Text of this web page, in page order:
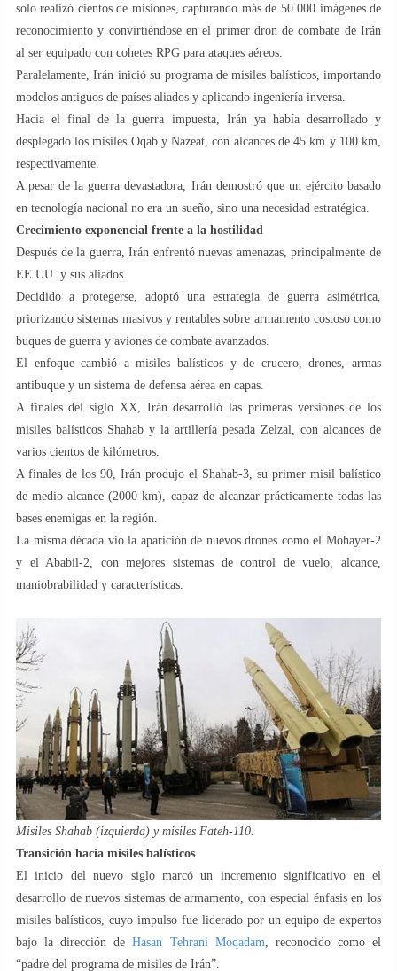
solo realizó cientos de misiones, capturando más de 50 000 imágenes de
reconocimiento y convirtiéndose en el primer dron de combate de Irán
al ser equipado con cohetes RPG para ataques aéreos.
Paralelamente, Irán inició su programa de misiles balísticos, importando
modelos antiguos de países aliados y aplicando ingeniería inversa.
Hacia el final de la guerra impuesta, Irán ya había desarrollado y
desplegado los misiles Oqab y Nazeat, con alcances de 45 km y 100 km,
respectivamente.
A pesar de la guerra devastadora, Irán demostró que un ejército basado
en tecnología nacional no era un sueño, sino una necesidad estratégica.
Crecimiento exponencial frente a la hostilidad
Después de la guerra, Irán enfrentó nuevas amenazas, principalmente de
EE.UU. y sus aliados.
Decidido a protegerse, adoptó una estrategia de guerra asimétrica,
priorizando sistemas masivos y rentables sobre armamento costoso como
buques de guerra y aviones de combate avanzados.
El enfoque cambió a misiles balísticos y de crucero, drones, armas
antibuque y un sistema de defensa aérea en capas.
A finales del siglo XX, Irán desarrolló las primeras versiones de los
misiles balísticos Shahab y la artillería pesada Zelzal, con alcances de
varios cientos de kilómetros.
A finales de los 90, Irán produjo el Shahab-3, su primer misil balístico
de medio alcance (2000 km), capaz de alcanzar prácticamente todas las
bases enemigas en la región.
La misma década vio la aparición de nuevos drones como el Mohayer-2
y el Ababil-2, con mejores sistemas de control de vuelo, alcance,
maniobrabilidad y características.
Misiles Shahab (izquierda) y misiles Fateh-110.
Transición hacia misiles balísticos
El inicio del nuevo siglo marcó un incremento significativo en el
desarrollo de nuevos sistemas de armamento, con especial énfasis en los
misiles balísticos, cuyo impulso fue liderado por un equipo de expertos
bajo la dirección deHasan Tehrani Moqadam , reconocido como el
“padre del programa de misiles de Irán”.